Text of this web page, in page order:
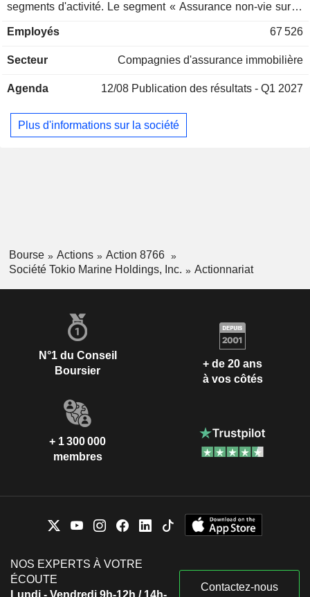
segments d'activité. Le segment « Assurance non-vie sur le
d'assurance non-vie et de gestion d'actifs au Japon. Le
des activités de souscription d'assurance vie et de services
d'assurance à l'étranger » est dédié à la souscription
Le segment « Activités financières et autres » est
principalement dédié à la fourniture de services de conseil
Employés 67 526
Secteur Compagnies d'assurance immobilière
Agenda 12/08 Publication des résultats - Q1 2027
Plus d'informations sur la société
Bourse Actions
Action 8766
Société Tokio Marine Holdings, Inc.
Actionnariat
N°1 du Conseil
Boursier
+ de 20 ans
à vos côtés
+ 1 300 000
membres
NOS EXPERTS À VOTRE
ÉCOUTE
Lundi - Vendredi 9h-12h / 14h-
Contactez-nous